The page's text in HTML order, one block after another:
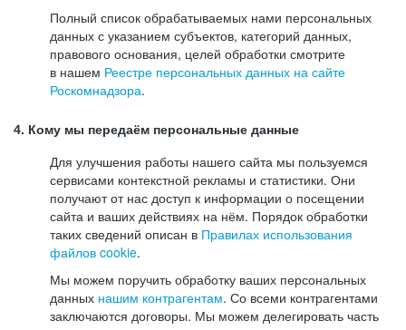
Полный список обрабатываемых нами персональных
данных с указанием субъектов, категорий данных,
правового основания, целей обработки смотрите
в нашем Реестре персональных данных на сайте
Роскомнадзора.
4. Кому мы передаём персональные данные
Для улучшения работы нашего сайта мы пользуемся
сервисами контекстной рекламы и статистики. Они
получают от нас доступ к информации о посещении
сайта и ваших действиях на нём. Порядок обработки
таких сведений описан в Правилах использования
файлов cookie.
Мы можем поручить обработку ваших персональных
данных нашим контрагентам. Со всеми контрагентами
заключаются договоры. Мы можем делегировать часть